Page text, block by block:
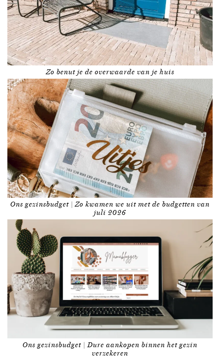
Zo benut je de overwaarde van je huis
Ons gezinsbudget | Zo kwamen we uit met de budgetten van
juli 2026
Ons gezinsbudget | Dure aankopen binnen het gezin
verzekeren